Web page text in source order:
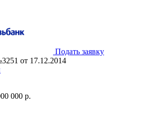
Подать заявку
от 17.12.2014
000 р.